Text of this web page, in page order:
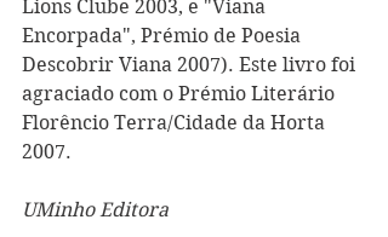
Lions Clube 2003, e "Viana
Encorpada", Prémio de Poesia
Descobrir Viana 2007). Este livro foi
agraciado com o Prémio Literário
Florêncio Terra/Cidade da Horta
2007.
UMinho Editora